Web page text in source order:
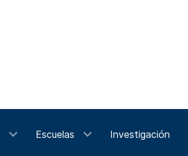
Escuelas Investigación